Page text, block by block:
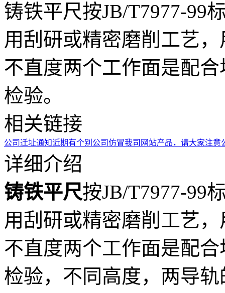
铸铁平尺按JB/T7977-99
用刮研或精密磨削工艺
不直度两个工作面是配
检验。
相关链接
公司迁址通知近期有个别公司仿冒我司网站产品，请大家注意
详细介绍
铸铁平尺按JB/T7977-99
用刮研或精密磨削工艺
不直度两个工作面是配
检验，不同高度，两导